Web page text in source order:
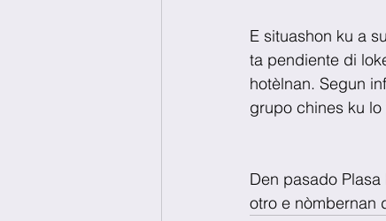
E situashon ku a
ta pendiente di
hotèlnan. Segun
grupo chines ku
Den pasado
otro e nòmbernan